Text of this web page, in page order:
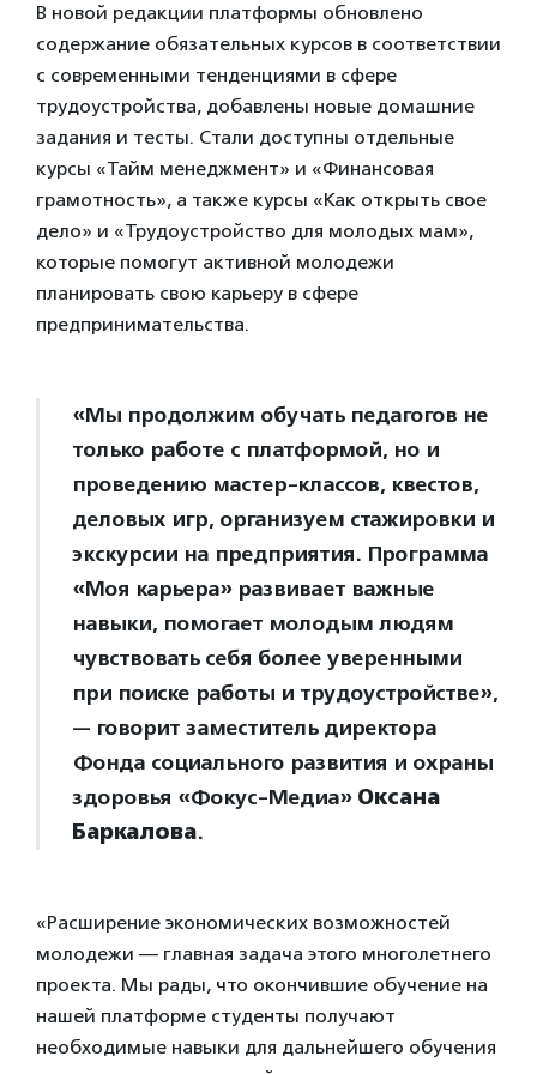
В новой редакции платформы обновлено
содержание обязательных курсов в соответствии
с современными тенденциями в сфере
трудоустройства, добавлены новые домашние
задания и тесты. Стали доступны отдельные
курсы «Тайм менеджмент» и «Финансовая
грамотность», а также курсы «Как открыть свое
дело» и «Трудоустройство для молодых мам»,
которые помогут активной молодежи
планировать свою карьеру в сфере
предпринимательства.
«Мы продолжим обучать педагогов не
только работе с платформой, но и
проведению мастер-классов, квестов,
деловых игр, организуем стажировки и
экскурсии на предприятия. Программа
«Моя карьера» развивает важные
навыки, помогает молодым людям
чувствовать себя более уверенными
при поиске работы и трудоустройстве»,
— говорит заместитель директора
Фонда социального развития и охраны
здоровья «Фокус-Медиа» Оксана
Баркалова.
«Расширение экономических возможностей
молодежи — главная задача этого многолетнего
проекта. Мы рады, что окончившие обучение на
нашей платформе студенты получают
необходимые навыки для дальнейшего обучения